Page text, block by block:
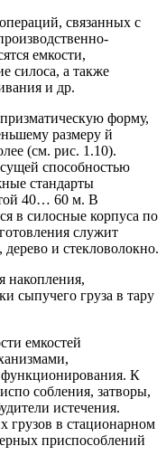
связанных с
емкости,
силоса, а также
и др.
форму,
размеру й
(см. рис. 1.10).
способностью
стандарты
40… 60 м. В
в силосные корпуса по
служит
и стекловолокно.
накопления,
сыпучего груза в тару
емкостей
К
собления, затворы,
истечения.
грузов в стационарном
приспособлений